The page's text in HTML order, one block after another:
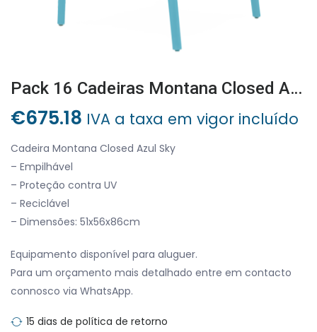
Pack 16 Cadeiras Montana Closed Azul Sky
€675.18 IVA a taxa em vigor incluído
Cadeira Montana Closed Azul Sky
– Empilhável
– Proteção contra UV
– Reciclável
– Dimensões: 51x56x86cm
Equipamento disponível para aluguer.
Para um orçamento mais detalhado entre em contacto
connosco via WhatsApp.
15 dias de política de retorno